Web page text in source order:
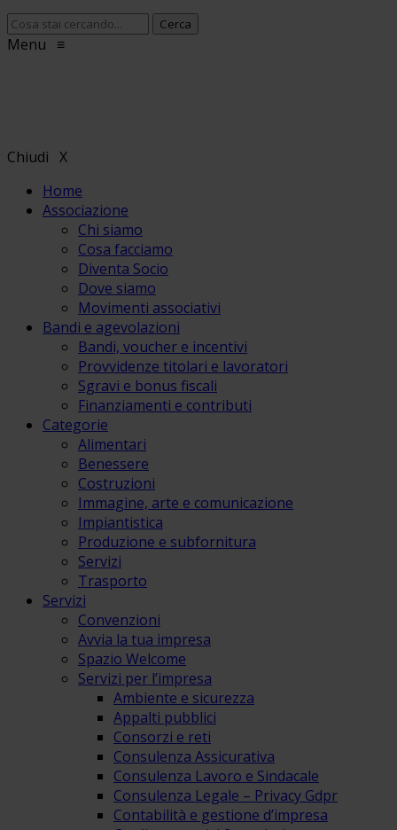
Menu ≡
Chiudi X
Home
Associazione
Chi siamo
Cosa facciamo
Diventa Socio
Dove siamo
Movimenti associativi
Bandi e agevolazioni
Bandi, voucher e incentivi
Provvidenze titolari e lavoratori
Sgravi e bonus fiscali
Finanziamenti e contributi
Categorie
Alimentari
Benessere
Costruzioni
Immagine, arte e comunicazione
Impiantistica
Produzione e subfornitura
Servizi
Trasporto
Servizi
Convenzioni
Avvia la tua impresa
Spazio Welcome
Servizi per l’impresa
Ambiente e sicurezza
Appalti pubblici
Consorzi e reti
Consulenza Assicurativa
Consulenza Lavoro e Sindacale
Consulenza Legale – Privacy Gdpr
Contabilità e gestione d’impresa